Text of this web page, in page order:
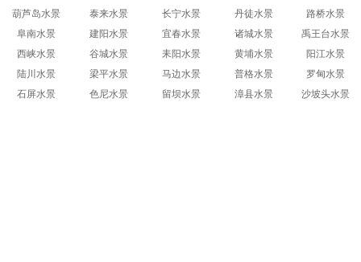
葫芦岛水景
泰来水景 长宁水景 丹徒水景
路桥水景
阜南水景
建阳水景 宜春水景 诸城水景
禹王台水景
西峡水景
谷城水景 耒阳水景 黄埔水景
阳江水景
陆川水景
梁平水景 马边水景 普格水景
罗甸水景
石屏水景
色尼水景 留坝水景 漳县水景 沙坡头水景